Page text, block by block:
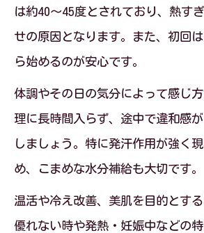
は約40～45度とされており、熱す
せの原因となります。また、初回
ら始めるのが安心です。
体調やその日の気分によって感じ
理に長時間入らず、途中で違和感
しましょう。特に発汗作用が強く
め、こまめな水分補給も大切です。
温活や冷え改善、美肌を目的とす
優れない時や発熱・妊娠中などの